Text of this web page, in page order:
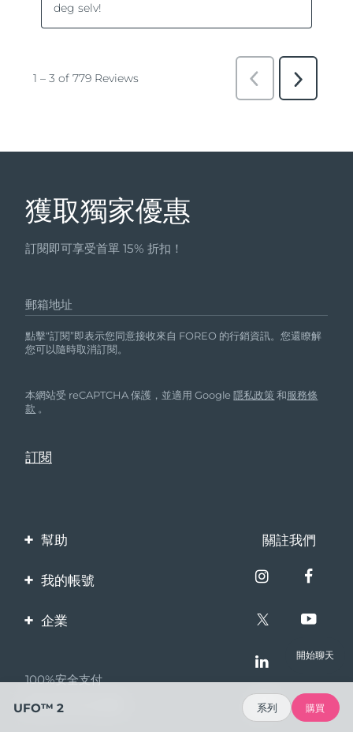
獲取獨家優惠
訂閱即可享受首單 15% 折扣！
郵箱地址
點擊“訂閱”即表示您同意接收來自 FOREO 的行銷資訊。您還瞭解
您可以隨時取消訂閱。
本網站受 reCAPTCHA 保護，並適用 Google隱私政策 和服務條
款 。
幫助
聯繫我們
保修與退換貨
關註我們
我的帳號
產品註冊
企業
夥伴計畫
聯盟新聞
100%安全支付
Bazaarvoice口碑
開始聊天
UFO™ 2 系列 購買